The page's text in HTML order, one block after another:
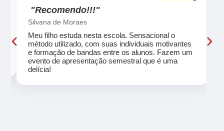
"Recomendo!!!"
Silvana de Moraes
Meu filho estuda nesta escola. Sensacional o
método utilizado, com suas individuais motivantes
e formação de bandas entre os alunos. Fazem um
evento de apresentação semestral que é uma
delícia!
‹ ›